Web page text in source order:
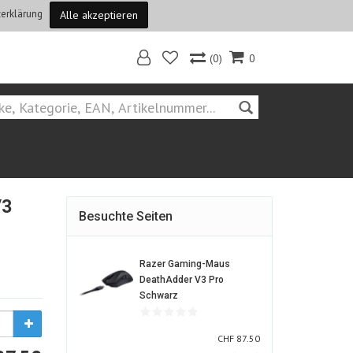
Alle akzeptieren
0
(0)
Besuchte Seiten
Razer Gaming-Maus
DeathAdder V3 Pro
Schwarz1443492-
CHF CHF
87.50